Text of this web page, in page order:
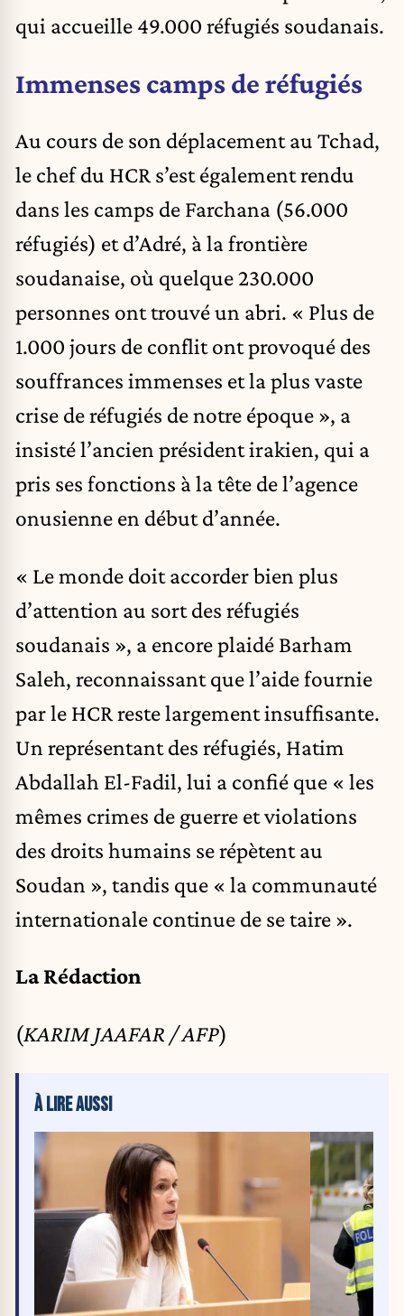
qui accueille 49.000 réfugiés soudanais.
Immenses camps de réfugiés
Au cours de son déplacement au Tchad,
le chef du HCR s’est également rendu
dans les camps de Farchana (56.000
réfugiés) et d’Adré, à la frontière
soudanaise, où quelque 230.000
personnes ont trouvé un abri. « Plus de
1.000 jours de conflit ont provoqué des
souffrances immenses et la plus vaste
crise de réfugiés de notre époque », a
insisté l’ancien président irakien, qui a
pris ses fonctions à la tête de l’agence
onusienne en début d’année.
« Le monde doit accorder bien plus
d’attention au sort des réfugiés
soudanais », a encore plaidé Barham
Saleh, reconnaissant que l’aide fournie
par le HCR reste largement insuffisante.
Un représentant des réfugiés, Hatim
Abdallah El-Fadil, lui a confié que « les
mêmes crimes de guerre et violations
des droits humains se répètent au
Soudan », tandis que « la communauté
internationale continue de se taire ».
La Rédaction
(KARIM JAAFAR / AFP)
À LIRE AUSSI